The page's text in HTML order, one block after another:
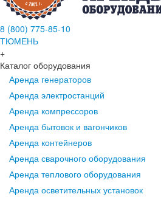
8 (800) 775-85-10
ТЮМЕНЬ
+
Каталог оборудования
Аренда генераторов
Аренда электростанций
Аренда компрессоров
Аренда бытовок и вагончиков
Аренда контейнеров
Аренда сварочного оборудования
Аренда теплового оборудования
Аренда осветительных установок